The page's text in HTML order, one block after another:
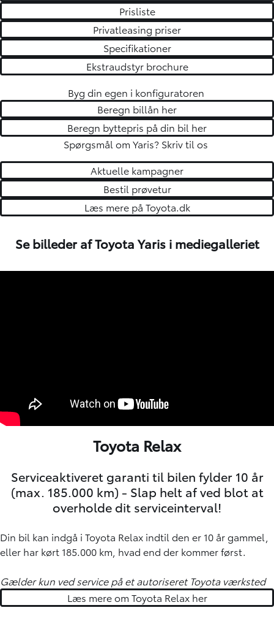
Prisliste
Privatleasing priser
Specifikationer
Ekstraudstyr brochure
Byg din egen i konfiguratoren
Beregn billån her
Beregn byttepris på din bil her
Spørgsmål om Yaris? Skriv til os
Aktuelle kampagner
Bestil prøvetur
Læs mere på Toyota.dk
Se billeder af Toyota Yaris i mediegalleriet
Toyota Relax
Serviceaktiveret garanti til bilen fylder 10 år
(max. 185.000 km) - Slap helt af ved blot at
overholde dit serviceinterval!
Din bil kan indgå i Toyota Relax indtil den er 10 år gammel,
eller har kørt 185.000 km, hvad end der kommer først.
Gælder kun ved service på et autoriseret Toyota værksted
Læs mere om Toyota Relax her